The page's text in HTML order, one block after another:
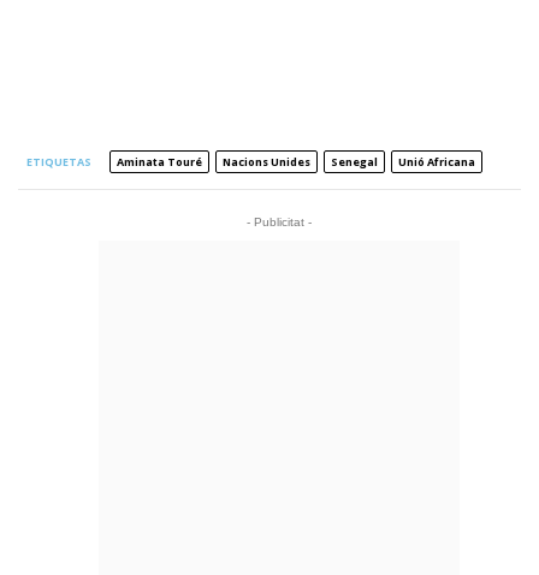
ETIQUETAS Aminata Touré Nacions Unides Senegal Unió Africana
- Publicitat -